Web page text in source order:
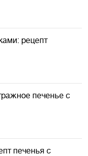
рецепт
печенье с
печенья с